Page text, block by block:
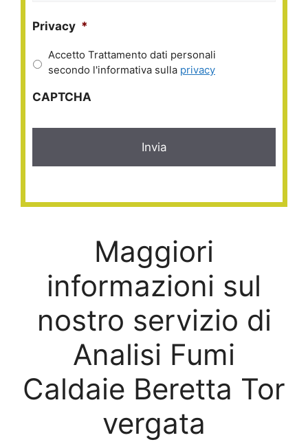
Privacy *
Accetto Trattamento dati personali
secondo l'informativa sulla privacy
CAPTCHA
Maggiori
informazioni sul
nostro servizio di
Analisi Fumi
Caldaie Beretta Tor
vergata